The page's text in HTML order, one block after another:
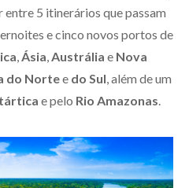
5 itinerários que passam
e cinco novos portos de
,Ásia,Austrália e Nova
do Nortee do Sul, além de um
e pelo Rio Amazonas.